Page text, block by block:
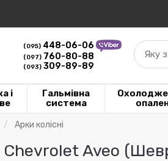
(095) 448-06-06
(097) 760-80-88
(093) 309-89-89
Яку
і
Гальмівна
система
Арки колісні
Chevrolet Aveo